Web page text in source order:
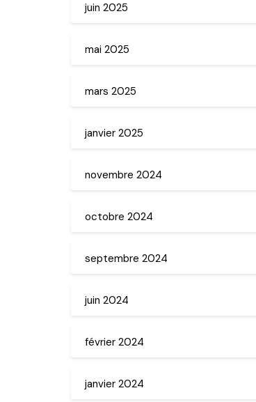
juin 2025
mai 2025
mars 2025
janvier 2025
novembre 2024
octobre 2024
septembre 2024
juin 2024
février 2024
janvier 2024